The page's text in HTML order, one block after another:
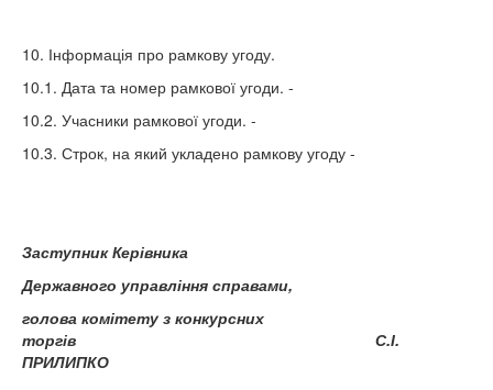
10. Інформація про рамкову угоду.
10.1. Дата та номер рамкової угоди. -
10.2. Учасники рамкової угоди. -
10.3. Строк, на який укладено рамкову угоду -
Заступник Керівника
Державного управління справами,
голова комітету з конкурсних
торгів С.І.
ПРИЛИПКО